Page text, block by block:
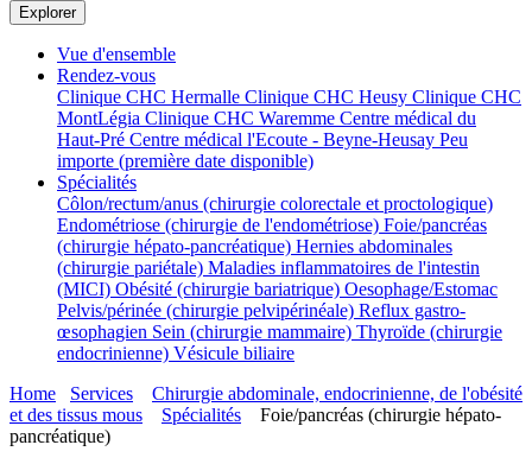
Explorer
Vue d'ensemble
Rendez-vous
Clinique CHC Hermalle Clinique CHC Heusy Clinique CHC
MontLégia Clinique CHC Waremme Centre médical du
Haut-Pré Centre médical l'Ecoute - Beyne-Heusay Peu
importe (première date disponible)
Spécialités
Côlon/rectum/anus (chirurgie colorectale et proctologique)
Endométriose (chirurgie de l'endométriose) Foie/pancréas
(chirurgie hépato-pancréatique) Hernies abdominales
(chirurgie pariétale) Maladies inflammatoires de l'intestin
(MICI) Obésité (chirurgie bariatrique) Oesophage/Estomac
Pelvis/périnée (chirurgie pelvipérinéale) Reflux gastro-
œsophagien Sein (chirurgie mammaire) Thyroïde (chirurgie
endocrinienne) Vésicule biliaire
Home
Services
Chirurgie abdominale, endocrinienne, de l'obésité
et des tissus mous
Spécialités
Foie/pancréas (chirurgie hépato-
pancréatique)